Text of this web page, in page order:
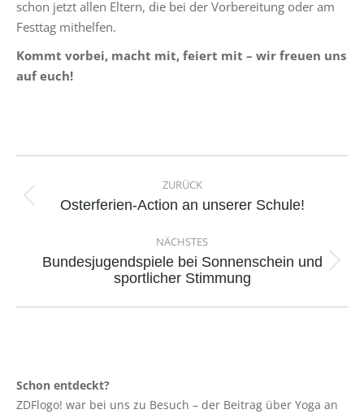
schon jetzt allen Eltern, die bei der Vorbereitung oder am
Festtag mithelfen.
Kommt vorbei, macht mit, feiert mit – wir freuen uns
auf euch!
ZURÜCK
Vorheriger
Osterferien-Action an unserer Schule!
NÄCHSTES
Nächster
Bundesjugendspiele bei Sonnenschein und
sportlicher Stimmung
Schon entdeckt?
ZDFlogo! war bei uns zu Besuch – der Beitrag über Yoga an